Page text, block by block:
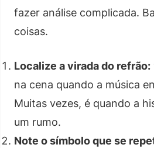
fazer análise complicada.
coisas.
Localize a virada do refrão:
na cena quando a música
Muitas vezes, é quando a
um rumo.
Note o símbolo que se